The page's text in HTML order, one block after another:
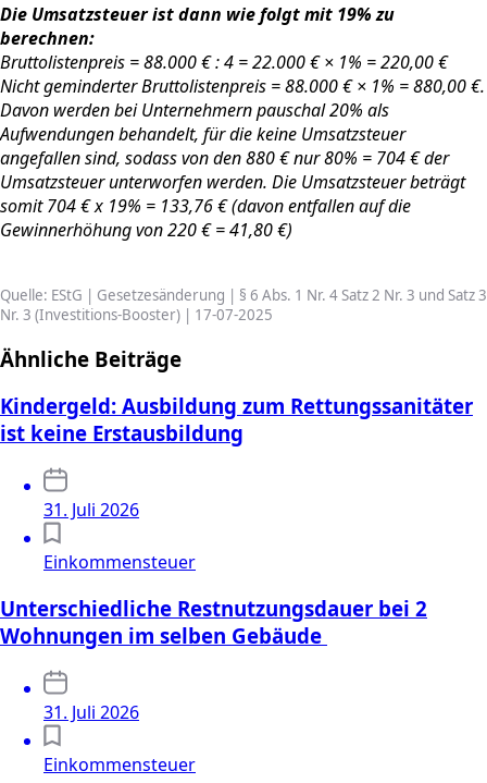
Die Umsatzsteuer ist dann wie folgt mit 19% zu
berechnen:
Bruttolistenpreis = 88.000 € : 4 = 22.000 € × 1% = 220,00 €
Nicht geminderter Bruttolistenpreis = 88.000 € × 1% = 880,00 €.
Davon werden bei Unternehmern pauschal 20% als
Aufwendungen behandelt, für die keine Umsatzsteuer
angefallen sind, sodass von den 880 € nur 80% = 704 € der
Umsatzsteuer unterworfen werden. Die Umsatzsteuer beträgt
somit 704 € x 19% = 133,76 € (davon entfallen auf die
Gewinnerhöhung von 220 € = 41,80 €)
Quelle: EStG | Gesetzesänderung | § 6 Abs. 1 Nr. 4 Satz 2 Nr. 3 und Satz 3
Nr. 3 (Investitions-Booster) | 17-07-2025
Ähnliche Beiträge
Kindergeld: Ausbildung zum Rettungssanitäter
ist keine Erstausbildung
31. Juli 2026
Einkommensteuer
Unterschiedliche Restnutzungsdauer bei 2
Wohnungen im selben Gebäude
31. Juli 2026
Einkommensteuer